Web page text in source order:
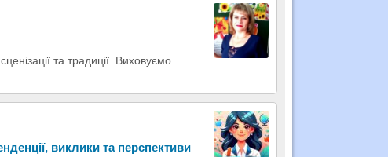
та традиції. Виховуємо
виклики та перспективи